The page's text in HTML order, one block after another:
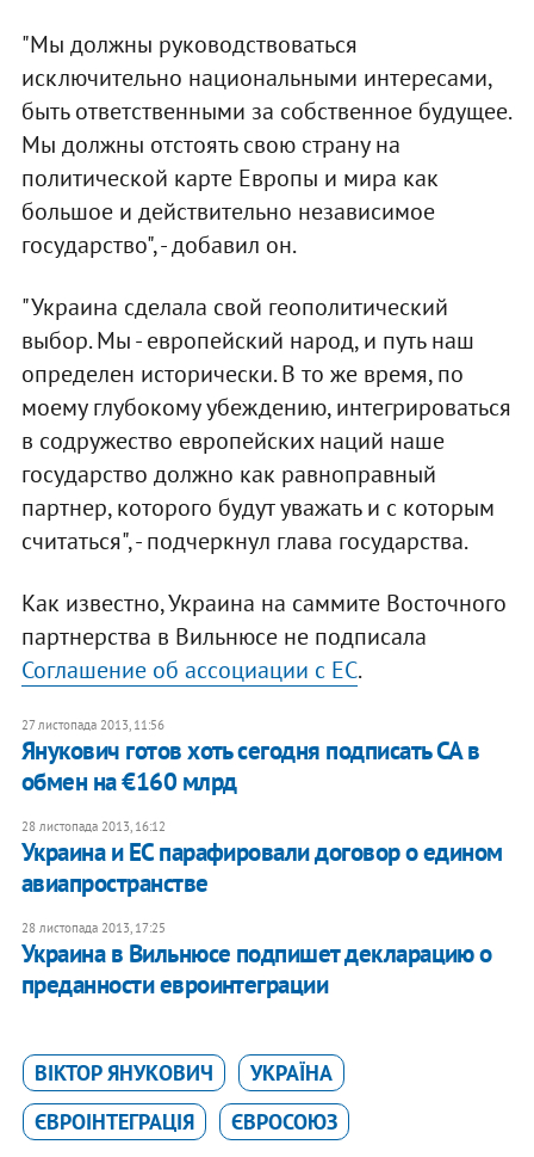
"Мы должны руководствоваться
исключительно национальными интересами,
быть ответственными за собственное будущее.
Мы должны отстоять свою страну на
политической карте Европы и мира как
большое и действительно независимое
государство", - добавил он.
"Украина сделала свой геополитический
выбор. Мы - европейский народ, и путь наш
определен исторически. В то же время, по
моему глубокому убеждению, интегрироваться
в содружество европейских наций наше
государство должно как равноправный
партнер, которого будут уважать и с которым
считаться", - подчеркнул глава государства.
Как известно, Украина на саммите Восточного
партнерства в Вильнюсе не подписала
Соглашение об ассоциации с ЕС.
27 листопада 2013, 11:56
Янукович готов хоть сегодня подписать СА в
обмен на €160 млрд
28 листопада 2013, 16:12
Украина и ЕС парафировали договор о едином
авиапространстве
28 листопада 2013, 17:25
Украина в Вильнюсе подпишет декларацию о
преданности евроинтеграции
ВІКТОР ЯНУКОВИЧ
УКРАЇНА
ЄВРОІНТЕГРАЦІЯ
ЄВРОСОЮЗ